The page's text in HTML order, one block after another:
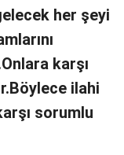
her şeyi
karşı
ilahi
sorumlu